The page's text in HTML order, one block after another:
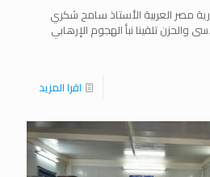
مصر العربية الأستاذ سامح شكري
والحزن تلقينا نبأ الهجوم الإرهابي
اقرا المزيد